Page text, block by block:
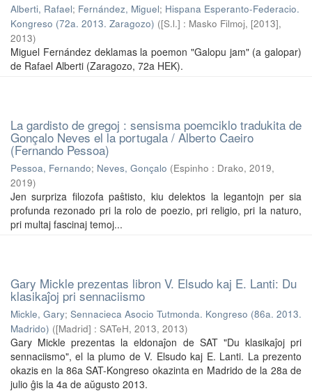
Alberti, Rafael; Fernández, Miguel; Hispana Esperanto-Federacio.
Kongreso (72a. 2013. Zaragozo) ([S.l.] : Masko Filmoj, [2013],
2013)
Miguel Fernández deklamas la poemon "Galopu jam" (a galopar)
de Rafael Alberti (Zaragozo, 72a HEK).
La gardisto de gregoj : sensisma poemciklo tradukita de
Gonçalo Neves el la portugala / Alberto Caeiro
(Fernando Pessoa)
Pessoa, Fernando; Neves, Gonçalo (Espinho : Drako, 2019,
2019)
Jen surpriza filozofa paŝtisto, kiu delektos la legantojn per sia
profunda rezonado pri la rolo de poezio, pri religio, pri la naturo,
pri multaj fascinaj temoj...
Gary Mickle prezentas libron V. Elsudo kaj E. Lanti: Du
klasikaĵoj pri sennaciismo
Mickle, Gary; Sennacieca Asocio Tutmonda. Kongreso (86a. 2013.
Madrido) ([Madrid] : SATeH, 2013, 2013)
Gary Mickle prezentas la eldonaĵon de SAT "Du klasikaĵoj pri
sennaciismo", el la plumo de V. Elsudo kaj E. Lanti. La prezento
okazis en la 86a SAT-Kongreso okazinta en Madrido de la 28a de
julio ĝis la 4a de aŭgusto 2013.